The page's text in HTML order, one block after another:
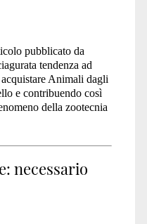
pubblicato da
tendenza ad
Animali dagli
e contribuendo così
della zootecnia
necessario